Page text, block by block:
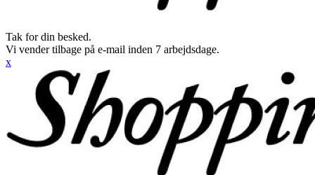
Tak for din besked.
Vi vender tilbage på e-mail inden 7 arbejdsdage.
x